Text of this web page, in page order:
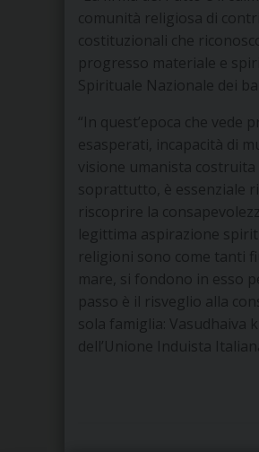
comunità religiosa di
costituzionali che
progresso materiale e
Spirituale Nazionale dei
“In quest’epoca che
esasperati, incapacità di
visione umanista
soprattutto, è essenziale
riscoprire la
legittima aspirazione
religioni sono come tanti
mare, si fondono in esso
passo è il risveglio alla
sola famiglia: Vasudhaiva
dell’Unione Induista Italiana.